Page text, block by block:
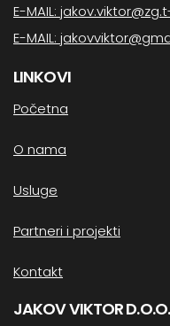
E-MAIL:
E-MAIL:
LINKOVI
Početna
O nama
Usluge
Partneri i projekti
Kontakt
JAKOV VIKTOR D.O.O.